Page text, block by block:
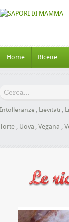
Home Ricette
Intolleranze , Lievitati ,
Torte , Uova , Vegana ,
senza